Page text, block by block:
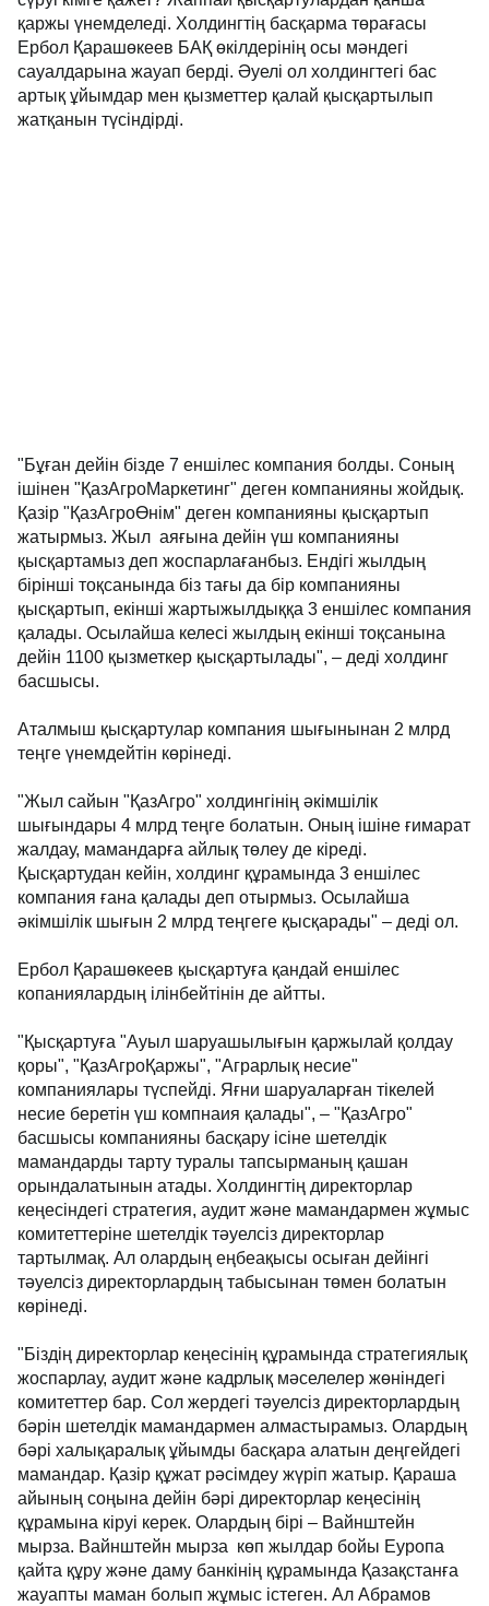
қаржы үнемделеді. Холдингтің басқарма төрағасы
Ербол Қарашөкеев БАҚ өкілдерінің осы мәндегі
сауалдарына жауап берді. Әуелі ол холдингтегі бас
артық ұйымдар мен қызметтер қалай қысқартылып
жатқанын түсіндірді.
"Бұған дейін бізде 7 еншілес компания болды. Соның
ішінен "ҚазАгроМаркетинг" деген компанияны жойдық.
Қазір "ҚазАгроӨнім" деген компанияны қысқартып
жатырмыз. Жыл аяғына дейін үш компанияны
қысқартамыз деп жоспарлағанбыз. Ендігі жылдың
бірінші тоқсанында біз тағы да бір компанияны
қысқартып, екінші жартыжылдыққа 3 еншілес компания
қалады. Осылайша келесі жылдың екінші тоқсанына
дейін 1100 қызметкер қысқартылады", – деді холдинг
басшысы.
Аталмыш қысқартулар компания шығынынан 2 млрд
теңге үнемдейтін көрінеді.
"Жыл сайын "ҚазАгро" холдингінің әкімшілік
шығындары 4 млрд теңге болатын. Оның ішіне ғимарат
жалдау, мамандарға айлық төлеу де кіреді.
Қысқартудан кейін, холдинг құрамында 3 еншілес
компания ғана қалады деп отырмыз. Осылайша
әкімшілік шығын 2 млрд теңгеге қысқарады" – деді ол.
Ербол Қарашөкеев қысқартуға қандай еншілес
копаниялардың ілінбейтінін де айтты.
"Қысқартуға "Ауыл шаруашылығын қаржылай қолдау
қоры", "ҚазАгроҚаржы", "Аграрлық несие"
компаниялары түспейді. Яғни шаруаларған тікелей
несие беретін үш компнаия қалады", – "ҚазАгро"
басшысы компанияны басқару ісіне шетелдік
мамандарды тарту туралы тапсырманың қашан
орындалатынын атады. Холдингтің директорлар
кеңесіндегі стратегия, аудит және мамандармен жұмыс
комитеттеріне шетелдік тәуелсіз директорлар
тартылмақ. Ал олардың еңбеақысы осыған дейінгі
тәуелсіз директорлардың табысынан төмен болатын
көрінеді.
"Біздің директорлар кеңесінің құрамында стратегиялық
жоспарлау, аудит және кадрлық мәселелер жөніндегі
комитеттер бар. Сол жердегі тәуелсіз директорлардың
бәрін шетелдік мамандармен алмастырамыз. Олардың
бәрі халықаралық ұйымды басқара алатын деңгейдегі
мамандар. Қазір құжат рәсімдеу жүріп жатыр. Қараша
айының соңына дейін бәрі директорлар кеңесінің
құрамына кіруі керек. Олардың бірі – Вайнштейн
мырза. Вайнштейн мырза көп жылдар бойы Еуропа
қайта құру және даму банкінің құрамында Қазақстанға
жауапты маман болып жұмыс істеген. Ал Абрамов